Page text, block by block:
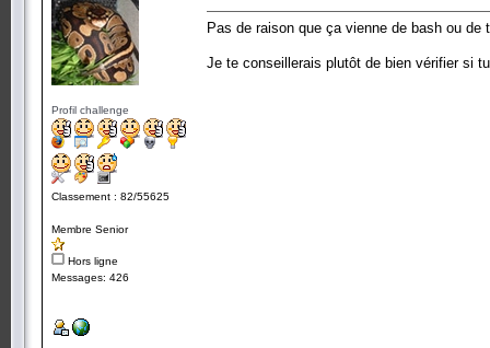
Profil challenge
Classement : 82/55625
Membre Senior
Hors ligne
Messages: 426
Pas de raison que ça vienne de bash ou de
Je te conseillerais plutôt de bien vérifier si